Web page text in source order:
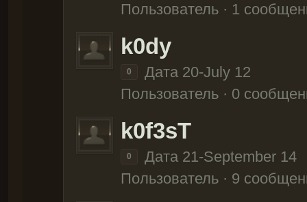
Пользователь · 1
k0dy
0
Дата 20-July 12
Пользователь · 0
k0f3sT
0
Дата 21-September 14
Пользователь · 9